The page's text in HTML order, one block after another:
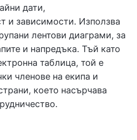
дати,
и зависимости. Използва
лентови диаграми, за
и напредъка. Тъй като
таблица, той е
членове на екипа и
което насърчава